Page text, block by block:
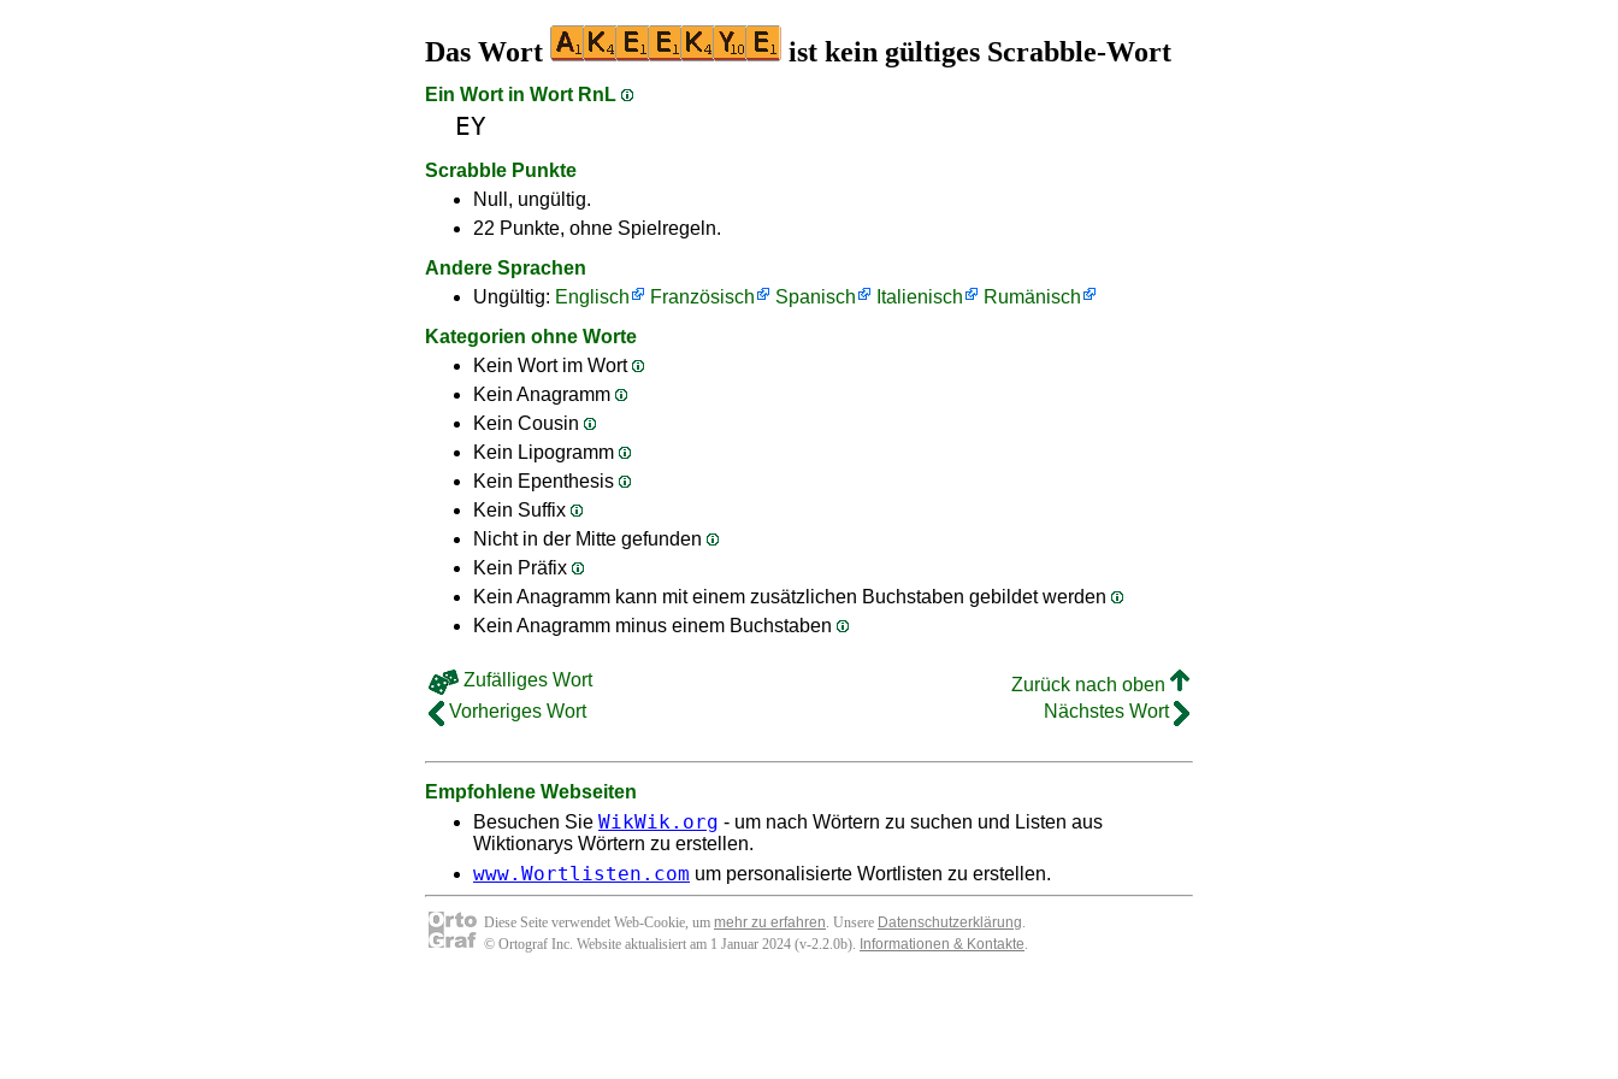
Das Wort ist kein gültiges Scrabble-Wort
Ein Wort in Wort RnL
EY
Scrabble Punkte
Null, ungültig.
22 Punkte, ohne Spielregeln.
Andere Sprachen
Ungültig: Englisch Französisch Spanisch Italienisch
Rumänisch
Kategorien ohne Worte
Kein Wort im Wort
Kein Anagramm
Kein Cousin
Kein Lipogramm
Kein Epenthesis
Kein Suffix
Nicht in der Mitte gefunden
Kein Präfix
Kein Anagramm kann mit einem zusätzlichen Buchstaben gebildet werden
Kein Anagramm minus einem Buchstaben
Zufälliges Wort
Zurück nach oben
Vorheriges Wort
Nächstes Wort
Empfohlene Webseiten
Besuchen Sie WikWik.org - um nach Wörtern zu suchen und Listen aus
Wiktionarys Wörtern zu erstellen.
www.Wortlisten.com um personalisierte Wortlisten zu erstellen.
Diese Seite verwendet Web-Cookie, um mehr zu erfahren. Unsere Datenschutzerklärung.
© Ortograf Inc. Website aktualisiert am 1 Januar 2024 (v-2.2.0b). Informationen & Kontakte.